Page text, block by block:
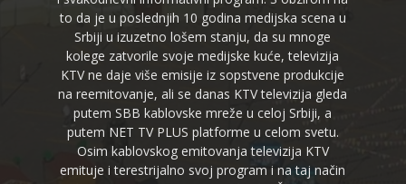
to da je u poslednjih 10 godina medijska scena u
Srbiji u izuzetno lošem stanju, da su mnoge
kolege zatvorile svoje medijske kuće, televizija
KTV ne daje više emisije iz sopstvene produkcije
na reemitovanje, ali se danas KTV televizija gleda
putem SBB kablovske mreže u celoj Srbiji, a
putem NET TV PLUS platforme u celom svetu.
Osim kablovskog emitovanja televizija KTV
emituje i terestrijalno svoj program i na taj način